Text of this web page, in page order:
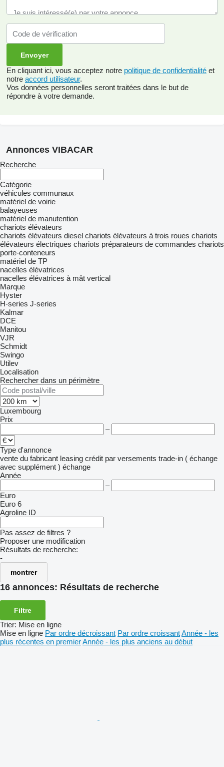
En cliquant ici, vous acceptez notre politique de confidentialité et
notre accord utilisateur.
Vos données personnelles seront traitées dans le but de
répondre à votre demande.
Annonces VIBACAR
Recherche
Catégorie
véhicules communaux
matériel de voirie
balayeuses
matériel de manutention
chariots élévateurs
chariots élévateurs diesel chariots élévateurs à trois roues chariots
élévateurs électriques chariots préparateurs de commandes chariots
porte-conteneurs
matériel de TP
nacelles élévatrices
nacelles élévatrices à mât vertical
Marque
Hyster
H-series J-series
Kalmar
DCE
Manitou
VJR
Schmidt
Swingo
Utilev
Localisation
Rechercher dans un périmètre
Luxembourg
Prix
–
Type d'annonce
vente du fabricant leasing crédit par versements trade-in ( échange
avec supplément ) échange
Année
–
Euro
Euro 6
Agroline ID
Pas assez de filtres ?
Proposer une modification
Résultats de recherche:
-
montrer
16 annonces: Résultats de recherche
Filtre
Trier: Mise en ligne
Mise en ligne Par ordre décroissant Par ordre croissantAnnée - les
plus récentes en premierAnnée - les plus anciens au début